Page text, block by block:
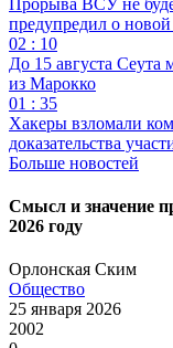
предупредил о
02 : 10
До 15 августа Сеута
из Марокко
01 : 35
Хакеры взломали
доказательства
Больше новостей
Смысл и значение
2026 году
Орлонская Ским
Общество
25 января 2026
2002